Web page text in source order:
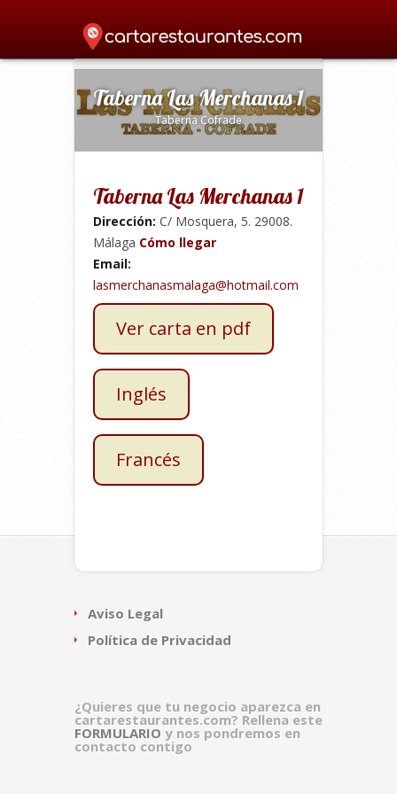
Home »Mediterránea» Taberna Las
Merchanas 1
Taberna Las Merchanas 1
Taberna Cofrade
Taberna Las Merchanas 1
Dirección: C/ Mosquera, 5. 29008.
Málaga Cómo llegar
Email:
lasmerchanasmalaga@hotmail.com
Ver carta en pdf
Inglés
Francés
Aviso Legal
Política de Privacidad
¿Quieres que tu negocio aparezca en
cartarestaurantes.com? Rellena este
FORMULARIO y nos pondremos en
contacto contigo